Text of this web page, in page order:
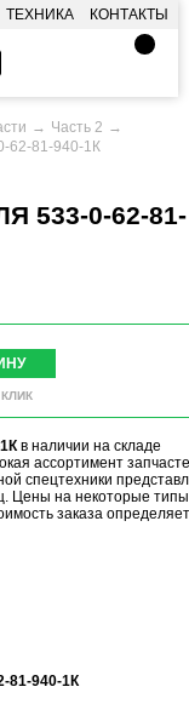
ТЕХНИКА КОНТАКТЫ
Часть 2
81-940-1К
533-0-62-81-
в наличии на складе
ассортимент
спецтехники
Цены на некоторые типы
заказа
940-1К